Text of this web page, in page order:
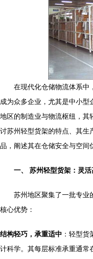
在现代化仓储物流体系中
成为众多企业，尤其是中小型
地区的制造业与物流枢纽，其
讨苏州轻型货架的特点、其生
品，阐述其在仓储安全与空间
一、 苏州轻型货架：灵
苏州地区聚集了一批专业
核心优势：
结构轻巧，承重适中 ：轻型
计科学。其每层标准承重通